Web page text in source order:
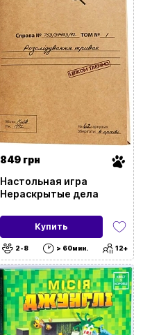
849 грн
Настольная игра
Нераскрытые дела
Купить
2-8 > 60мин. 12+